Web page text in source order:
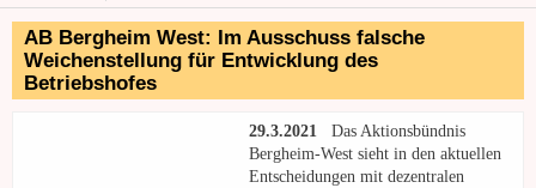
AB Bergheim West: Im Ausschuss falsche
Weichenstellung für Entwicklung des
Betriebshofes
29.3.2021 Das Aktionsbündnis
Bergheim-West sieht in den aktuellen
Entscheidungen mit dezentralen